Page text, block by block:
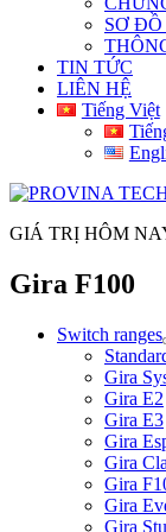
SƠ
TIN TỨC
LIÊN HỆ
Tiếng Việt
GIÁ TRỊ HÔM
Gira F100
Switch ranges
Gira
Gira E2
Gira E3
Gira
Gira
Gira
Gira
Gira